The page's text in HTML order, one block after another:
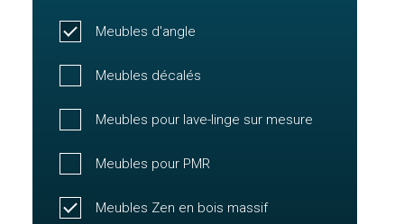
Meubles d'angle
Meubles décalés
Meubles pour lave-linge sur mesure
Meubles pour PMR
Meubles Zen en bois massif